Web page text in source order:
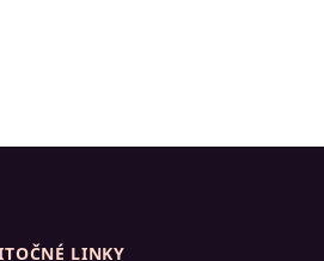
LINKY